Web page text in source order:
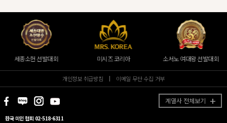
세종소헌 선발대회 미시즈 코리아 소서노 여대왕 선발대회
개인정보 취급방침 이메일 무단 수집 거부
계열사 전체보기
한국 미인 협회 02-518-6311